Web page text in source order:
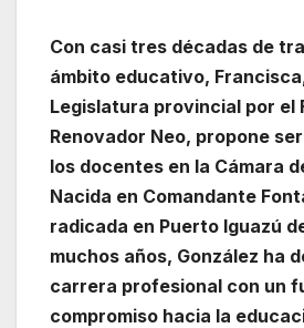
Con casi tres décadas de
ámbito educativo,
Legislatura provincial por el
Renovador Neo, propone
los docentes en la Cámara
Nacida en Comandante
radicada en Puerto Iguazú
muchos años, González ha
carrera profesional con un
compromiso hacia la